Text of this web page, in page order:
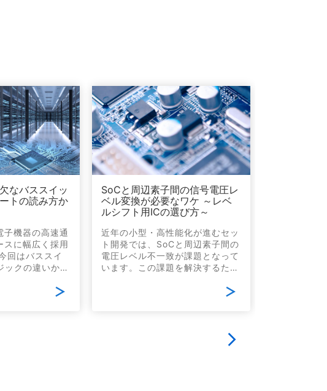
なバススイッ
トの読み方か
子機器の高速通
スに幅広く採用
回はバススイ
ックの違いから
ススイッチのラ
SoCと周辺素子間の信号電圧レ
ベル変換が必要なワケ ～レベ
ルシフト用ICの選び方～
近年の小型・高性能化が進むセッ
ト開発では、SoCと周辺素子間の
電圧レベル不一致が課題となって
います。この課題を解決するた
素子(レベルシフター)が用いられ
通信の安定性の向上のため、適切
なレベルシフター選定方法を学び